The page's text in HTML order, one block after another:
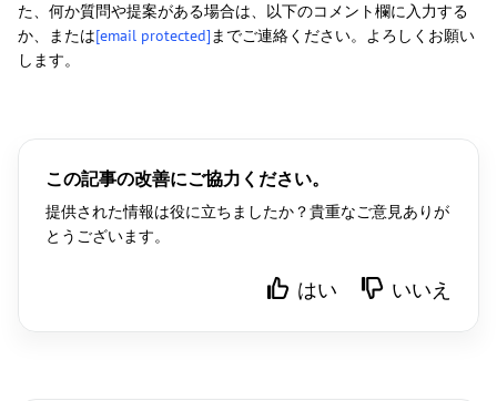
た、何か質問や提案がある場合は、以下のコメント欄に入力する
か、または[email protected]までご連絡ください。よろしくお願い
します。
この記事の改善にご協力ください。
提供された情報は役に立ちましたか？貴重なご意見ありが
とうございます。
はい いいえ